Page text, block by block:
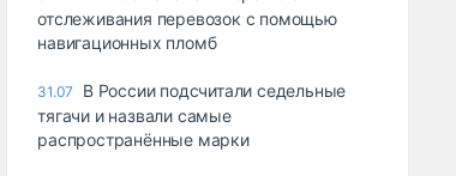
отслеживания перевозок с помощью
навигационных пломб
31.07
В России подсчитали седельные
тягачи и назвали самые
распространённые марки